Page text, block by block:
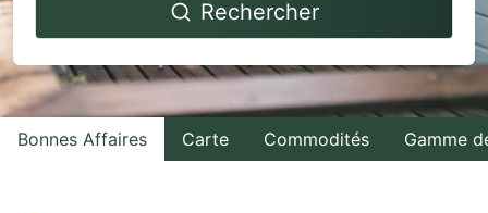
to
interact
with
the
backward
to
interact
with
the
Rechercher
Bonnes Affaires Carte Commodités Gamme